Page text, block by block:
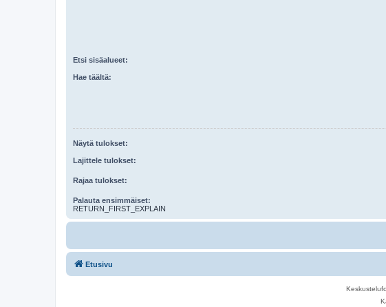
Etsi sisäalueet:
Hae täältä:
Näytä tulokset:
Lajittele tulokset:
Rajaa tulokset:
Palauta ensimmäiset:
RETURN_FIRST_EXPLAIN
Etusivu